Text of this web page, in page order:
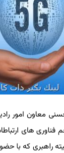
معاون امور